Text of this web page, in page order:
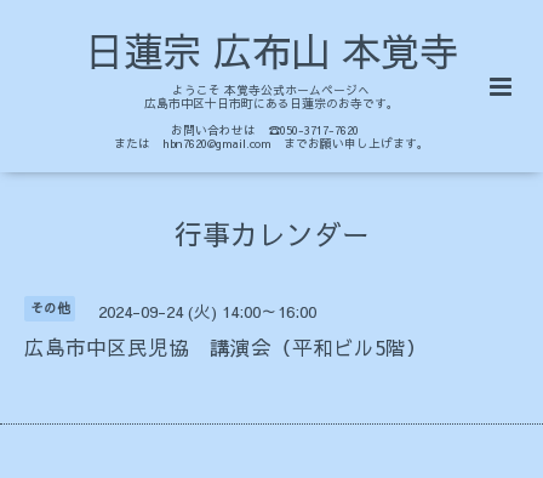
日蓮宗 広布山 本覚寺
ようこそ 本覚寺公式ホームページへ
広島市中区十日市町にある日蓮宗のお寺です。
お問い合わせは ☎050-3717-7620
または hbn7620@gmail.com までお願い申し上げます。
行事カレンダー
その他 2024-09-24 (火) 14:00～16:00
広島市中区民児協 講演会（平和ビル5階）